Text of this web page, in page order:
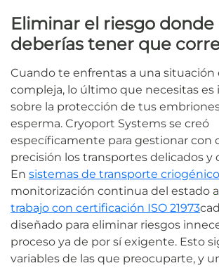
Eliminar el riesgo donde
deberías tener que
Cuando te enfrentas a una situación
compleja, lo último que necesitas
sobre la protección de tus
esperma. Cryoport Systems se creó
específicamente para gestionar con
precisión los transportes delicados y
En sistemas de transporte
monitorización continua del estado a
trabajo con certificación ISO 21973
diseñado para eliminar riesgos
proceso ya de por sí exigente. Esto
variables de las que preocuparte, y